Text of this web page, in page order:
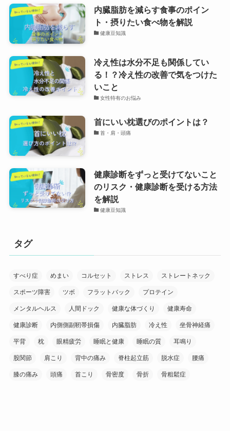
内臓脂肪を減らす食事のポイン
ト・摂りたい食べ物を解説
健康豆知識
冷え性は水分不足も関係してい
る！？冷え性の改善で気をつけた
いこと
女性特有のお悩み
首にいい枕選びのポイントは？
首・肩・頭痛
健康診断をずっと受けてないこと
のリスク・健康診断を受ける方法
を解説
健康豆知識
タグ
すべり症 めまい コルセット ストレス ストレートネック
スポーツ障害 ツボ フラットバック プロテイン
メンタルヘルス 人間ドック 健康な体づくり 健康寿命
健康診断 内側側副靭帯損傷 内臓脂肪 冷え性 坐骨神経痛
平背 枕 眼精疲労 睡眠と健康 睡眠の質 耳鳴り
股関節 肩こり 背中の痛み 脊柱起立筋 脱水症 腰痛
膝の痛み 頭痛 首こり 骨密度 骨折 骨粗鬆症